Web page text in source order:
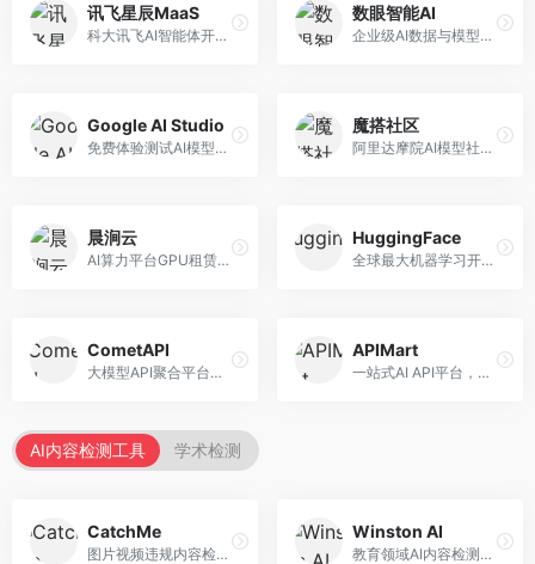
讯飞星辰MaaS
科大讯飞AI智能体开发平台，专注于企业级模型服务。面向企业用户，提供模型调用、智能体创建、行业解决方案等服务，中文能力突出。
数眼智能AI
企业级AI数据与模型服务平台，专注于数据驱动AI。面向企业用户，提供数据管理、模型训练、部署服务等，数据治理能力强。
Google AI Studio
免费体验测试AI模型的平台，深度整合Google生态。面向开发者和研究者，提供Gemini模型体验、API密钥管理、提示词测试等服务，免费使用。
魔搭社区
阿里达摩院AI模型社区，专注于中文AI生态。面向中文开发者，提供开源模型、数据集、开发工具等资源，中文模型丰富。
晨涧云
AI算力平台GPU租赁服务，专注于弹性算力。面向开发者和研究者，提供GPU租赁、弹性调度、成本优化等服务，算力灵活。
HuggingFace
全球最大机器学习开源社区，整合模型库与开发工具。面向AI研究者和开发者，提供开源模型、数据集、开发工具等资源，开源生态最完善。
CometAPI
大模型API聚合平台，整合多种AI模型服务。面向开发者，提供统一接口、模型切换、监控分析等服务，API管理便捷。
APIMart
一站式AI API平台，整合多种AI服务。面向开发者，提供模型API、图像处理、语音识别等服务，API种类丰富。
AI内容检测工具 学术检测
CatchMe
图片视频违规内容检测平台，专注于视觉内容安全。面向内容平台，提供图片审核、视频审核、直播监控等服务，视觉检测专业。
Winston AI
教育领域AI内容检测平台，专注于学术诚信。面向教育机构，提供AI内容检测、抄袭检测、报告生成等服务，教育适配性强。